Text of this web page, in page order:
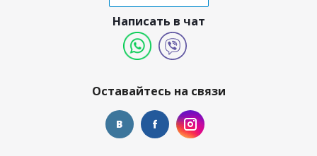
Написать в чат
Оставайтесь на связи